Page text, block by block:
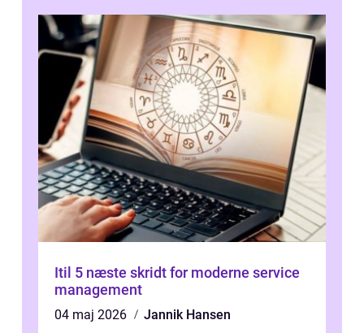
Itil 5 næste skridt for moderne service
management
04 maj 2026
Jannik Hansen